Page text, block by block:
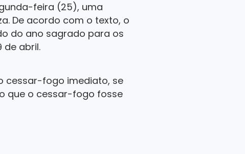
feira (25), uma
De acordo com o texto, o
do ano sagrado para os
de abril.
cessar-fogo imediato, se
que o cessar-fogo fosse